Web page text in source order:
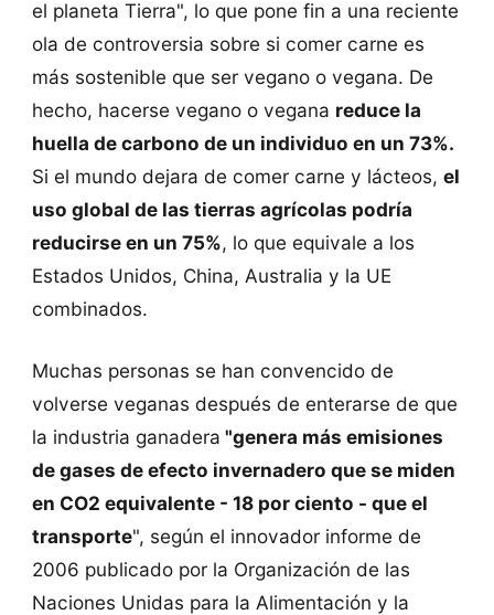
el planeta Tierra", lo que pone fin a una reciente
ola de controversia sobre si comer carne es
más sostenible que ser vegano o vegana. De
hecho, hacerse vegano o vegana reduce la
huella de carbono de un individuo en un 73%.
Si el mundo dejara de comer carne y lácteos, el
uso global de las tierras agrícolas podría
reducirse en un 75%, lo que equivale a los
Estados Unidos, China, Australia y la UE
combinados.
Muchas personas se han convencido de
volverse veganas después de enterarse de que
la industria ganadera "genera más emisiones
de gases de efecto invernadero que se miden
en CO2 equivalente - 18 por ciento - que el
transporte", según el innovador informe de
2006 publicado por la Organización de las
Naciones Unidas para la Alimentación y la